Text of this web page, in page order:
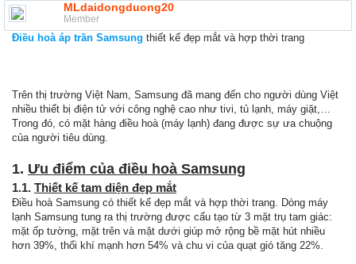
MLdaidongduong20
Member
Điều hoà áp trần Samsung thiết kế đẹp mắt và hợp thời trang
Trên thị trường Việt Nam, Samsung đã mang đến cho người dùng Việt
nhiều thiết bị điện tử với công nghệ cao như tivi, tủ lạnh, máy giặt,…
Trong đó, có mặt hàng điều hoà (máy lạnh) đang được sự ưa chuộng
của người tiêu dùng.
1. Ưu điểm của điều hoà Samsung
1.1. Thiết kế tam diện đẹp mắt
Điều hoà Samsung có thiết kế đẹp mắt và hợp thời trang. Dòng máy
lạnh Samsung tung ra thị trường được cấu tạo từ 3 mặt trụ tam giác:
mặt ốp tường, mặt trên và mặt dưới giúp mở rộng bề mặt hút nhiều
hơn 39%, thổi khí mạnh hơn 54% và chu vi của quạt gió tăng 22%.